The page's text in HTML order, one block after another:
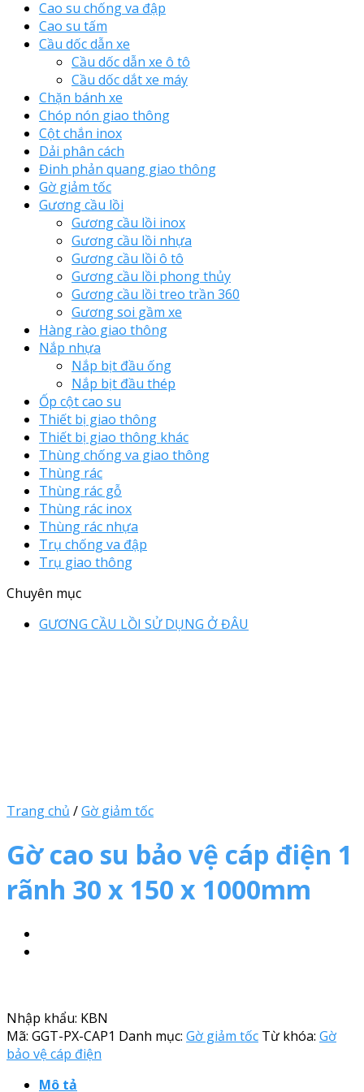
Cao su chống va đập
Cao su tấm
Cầu dốc dẫn xe
Cầu dốc dẫn xe ô tô
Cầu dốc dắt xe máy
Chặn bánh xe
Chóp nón giao thông
Cột chắn inox
Dải phân cách
Đinh phản quang giao thông
Gờ giảm tốc
Gương cầu lồi
Gương cầu lồi inox
Gương cầu lồi nhựa
Gương cầu lồi ô tô
Gương cầu lồi phong thủy
Gương cầu lồi treo trần 360
Gương soi gầm xe
Hàng rào giao thông
Nắp nhựa
Nắp bịt đầu ống
Nắp bịt đầu thép
Ốp cột cao su
Thiết bị giao thông
Thiết bị giao thông khác
Thùng chống va giao thông
Thùng rác
Thùng rác gỗ
Thùng rác inox
Thùng rác nhựa
Trụ chống va đập
Trụ giao thông
Chuyên mục
GƯƠNG CẦU LỒI SỬ DỤNG Ở ĐÂU
Trang chủ /Gờ giảm tốc
Gờ cao su bảo vệ cáp điện 1
rãnh 30 x 150 x 1000mm
Nhập khẩu: KBN
Mã: GGT-PX-CAP1 Danh mục: Gờ giảm tốc Từ khóa: Gờ
bảo vệ cáp điện
Mô tả